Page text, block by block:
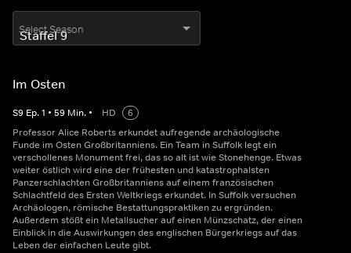
Select Season
Im Osten
S9 Ep.1 • 59 Min. • HD
6
Professor Alice Roberts erkundet aufregende archäologische
Funde im Osten Großbritanniens. Ein Team in Suffolk legt ein
verschollenes Monument frei, das so alt ist wie Stonehenge. Etwas
weiter östlich wird eine der frühesten und katastrophalsten
Panzerschlachten Großbritanniens auf einem französischen
Schlachtfeld des Ersten Weltkriegs erkundet. In Suffolk versuchen
Archäologen, römische Bestattungspraktiken zu ergründen.
Außerdem stößt ein Metallsucher auf einen Münzschatz, der einen
Einblick in die Auswirkungen des englischen Bürgerkriegs auf das
Leben der einfachen Leute gibt.